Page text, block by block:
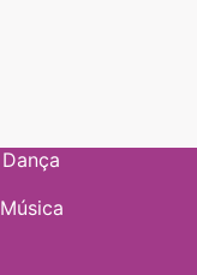
Dança
Música